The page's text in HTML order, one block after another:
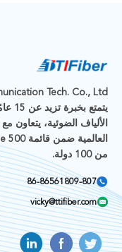
الألياف الضوئية، يتعاون
من 100 دولة.
86-86561809-807
vicky@ttifiber.com